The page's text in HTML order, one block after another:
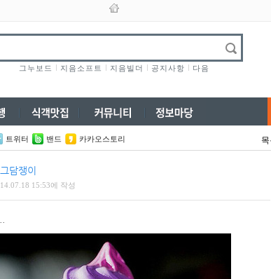
그누보드 지음소프트 지음빌더 공지사항 다음
트위터 밴드 카카오스토리
그담쟁이
14.07.18 15:53에 작성